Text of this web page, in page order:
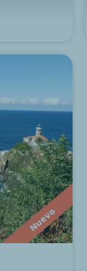
Nuevo